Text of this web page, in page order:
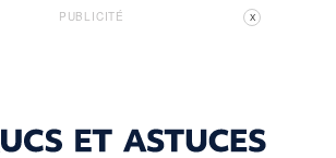
PUBLICITÉ X